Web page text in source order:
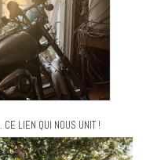
LIEN QUI NOUS UNIT !